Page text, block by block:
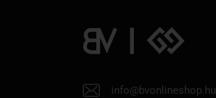
info@bvonlineshop.hu